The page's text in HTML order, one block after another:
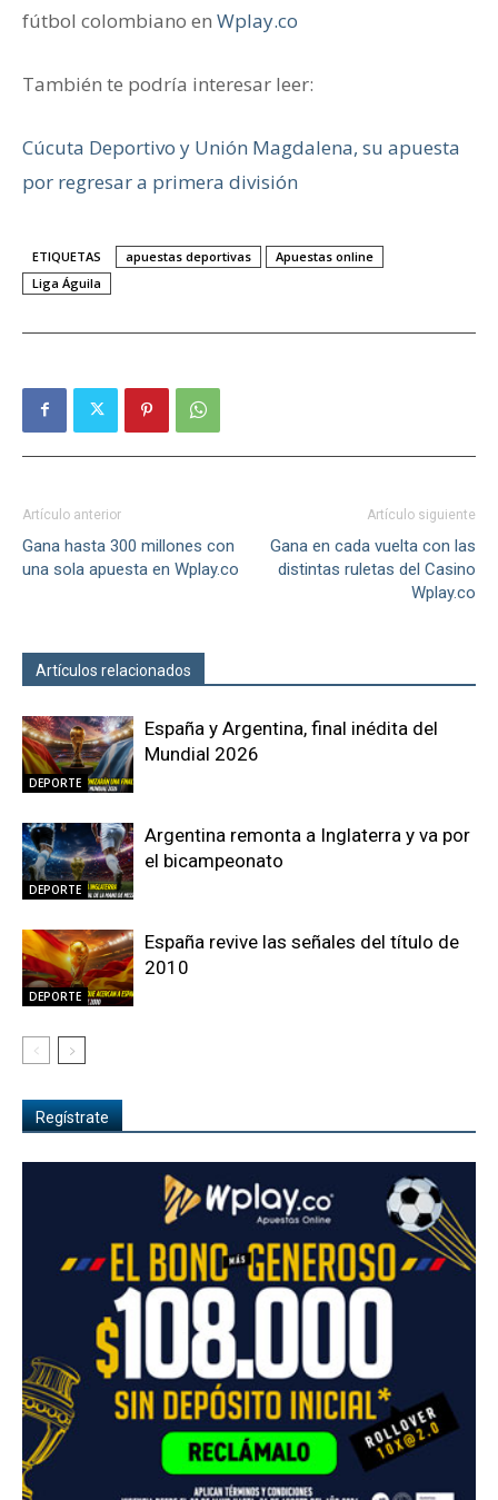
fútbol colombiano en Wplay.co
También te podría interesar leer:
Cúcuta Deportivo y Unión Magdalena, su apuesta
por regresar a primera división
ETIQUETAS apuestas deportivas
Apuestas online
Liga Águila
Artículo anterior
Gana hasta 300 millones con
una sola apuesta en Wplay.co
Artículo siguiente
Gana en cada vuelta con las
distintas ruletas del Casino
Wplay.co
Artículos relacionados
DEPORTE
España y Argentina, final inédita del
Mundial 2026
DEPORTE
Argentina remonta a Inglaterra y va por
el bicampeonato
DEPORTE
España revive las señales del título de
2010
Regístrate